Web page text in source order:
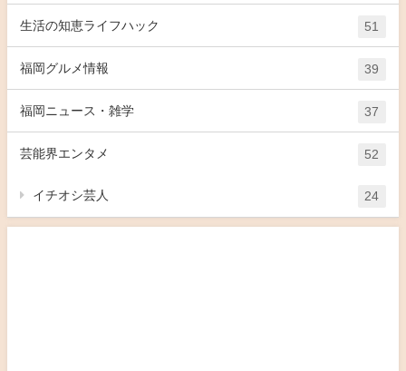
生活の知恵ライフハック 51
福岡グルメ情報 39
福岡ニュース・雑学 37
芸能界エンタメ 52
イチオシ芸人 24